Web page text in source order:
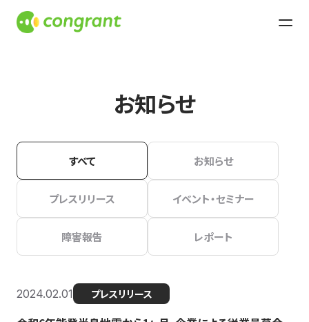
お知らせ
すべて お知らせ
プレスリリース イベント・セミナー
障害報告 レポート
2024.02.01 プレスリリース